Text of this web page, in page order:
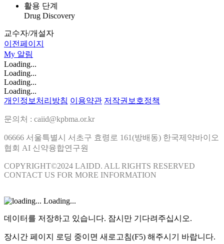
활용 단계
Drug Discovery
교수자/개설자
이전페이지
My 알림
Loading...
Loading...
Loading...
Loading...
개인정보처리방침 이용약관 저작권보호정책
문의처 : caiid@kpbma.or.kr
06666 서울특별시 서초구 효령로 161(방배동) 한국제약바이오
협회 AI 신약융합연구원
COPYRIGHT©2024 LAIDD. ALL RIGHTS RESERVED
CONTACT US FOR MORE INFORMATION
Loading...
데이터를 저장하고 있습니다. 잠시만 기다려주십시오.
장시간 페이지 로딩 중이면 새로고침(F5) 해주시기 바랍니다.